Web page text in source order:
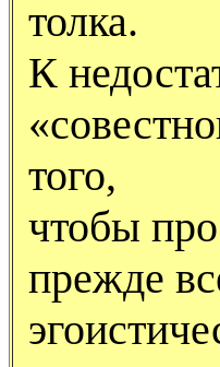
толка.
К
того,
чтобы
прежде